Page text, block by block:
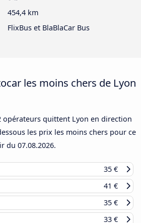
454,4 km
FlixBus et BlaBlaCar Bus
les moins chers de Lyon
opérateurs quittent Lyon en direction
les prix les moins chers pour ce
du 07.08.2026.
35 €
41 €
35 €
33 €